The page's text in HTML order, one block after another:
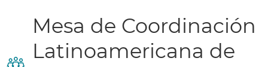
Mesa de Coordinación
Latinoamericana de